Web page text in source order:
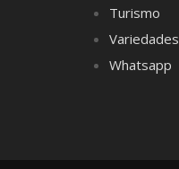
Turismo
Variedades
Whatsapp